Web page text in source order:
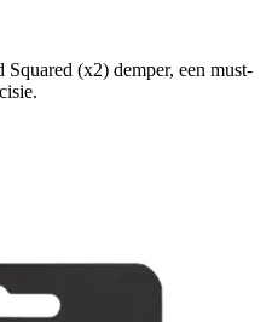
Squared (x2) demper, een must-